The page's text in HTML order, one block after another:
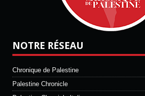
NOTRE RÉSEAU
Chronique de Palestine
Palestine Chronicle